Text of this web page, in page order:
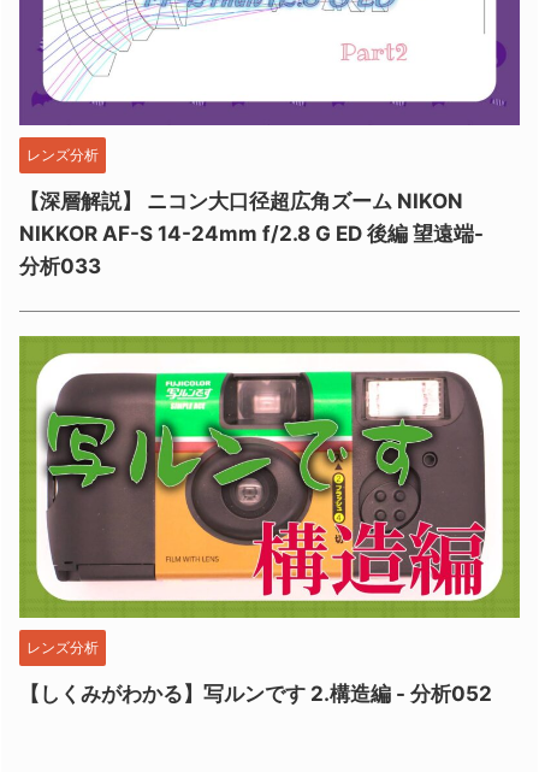
レンズ分析
【深層解説】 ニコン大口径超広角ズーム NIKON
NIKKOR AF-S 14-24mm f/2.8 G ED 後編 望遠端-
分析033
レンズ分析
【しくみがわかる】写ルンです 2.構造編 - 分析052